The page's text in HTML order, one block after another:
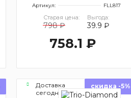
Артикул:
FLL817
Старая цена:
798 ₽
Выгода:
39.9 ₽
758.1 ₽
Доставка
сегодня
скидка -5%